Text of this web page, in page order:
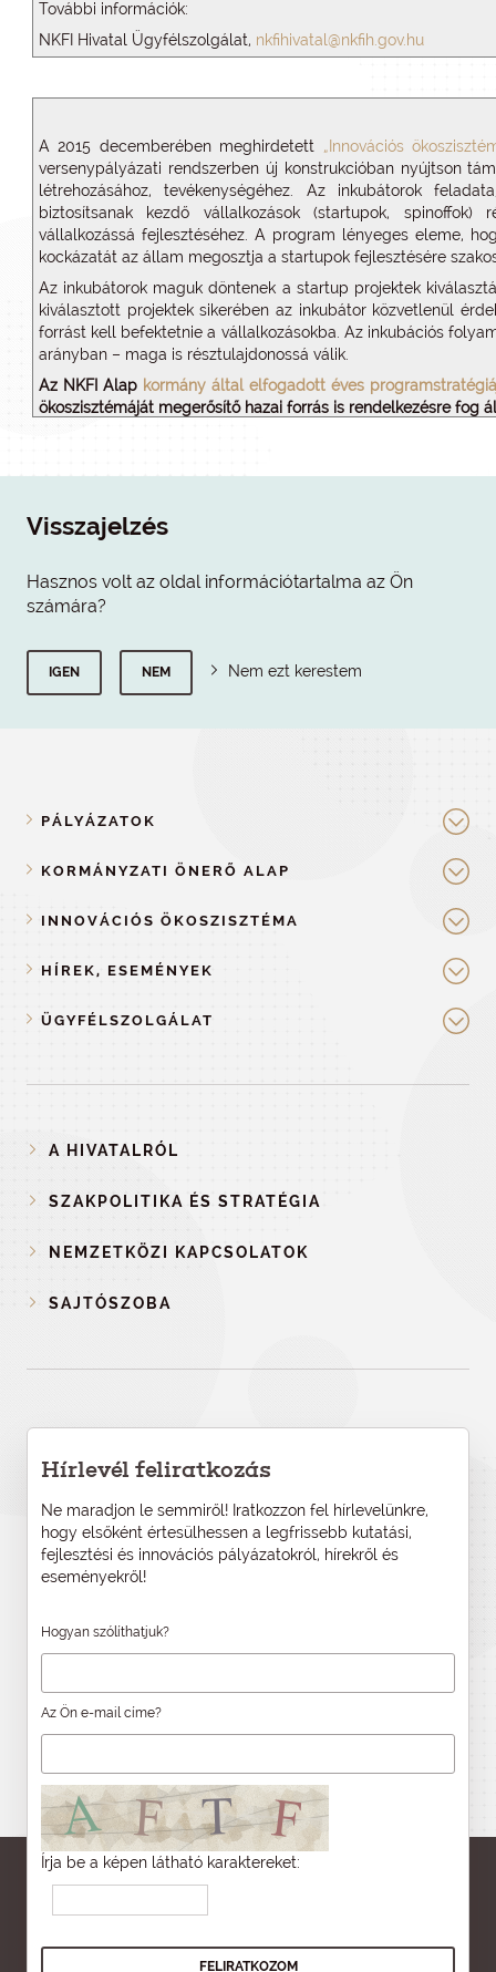
További információk:
NKFI Hivatal Ügyfélszolgálat, nkfihivatal@nkfih.gov.hu
A 2015 decemberében meghirdetett „Innovációs
versenypályázati rendszerben új konstrukcióban nyújtson
létrehozásához, tevékenységéhez. Az inkubátorok
biztosítsanak kezdő vállalkozások (startupok, spinoffok)
vállalkozássá fejlesztéséhez. A program lényeges eleme,
kockázatát az állam megosztja a startupok fejlesztésére
Az inkubátorok maguk döntenek a startup projektek
kiválasztott projektek sikerében az inkubátor közvetlenül
forrást kell befektetnie a vállalkozásokba. Az inkubációs
arányban – maga is résztulajdonossá válik.
Az NKFI Alap kormány által elfogadott éves
ökoszisztémáját megerősítő hazai forrás is rendelkezésre fog
Visszajelzés
Hasznos volt az oldal információtartalma az Ön
számára?
IGEN NEM Nem ezt kerestem
PÁLYÁZATOK
KORMÁNYZATI ÖNERŐ ALAP
INNOVÁCIÓS ÖKOSZISZTÉMA
HÍREK, ESEMÉNYEK
ÜGYFÉLSZOLGÁLAT
A HIVATALRÓL
SZAKPOLITIKA ÉS STRATÉGIA
NEMZETKÖZI KAPCSOLATOK
SAJTÓSZOBA
Hírlevél feliratkozás
Ne maradjon le semmiről! Iratkozzon fel hírlevelünkre,
hogy elsőként értesülhessen a legfrissebb kutatási,
fejlesztési és innovációs pályázatokról, hírekről és
eseményekről!
Hogyan szólíthatjuk?
Az Ön e-mail címe?
Írja be a képen látható karaktereket: